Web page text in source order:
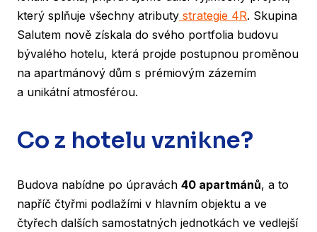
který splňuje všechny atributy strategie 4R. Skupina
Salutem nově získala do svého portfolia budovu
bývalého hotelu, která projde postupnou proměnou
na apartmánový dům s prémiovým zázemím
a unikátní atmosférou.
Co z hotelu vznikne?
Budova nabídne po úpravách 40 apartmánů, a to
napříč čtyřmi podlažími v hlavním objektu a ve
čtyřech dalších samostatných jednotkách ve vedlejší